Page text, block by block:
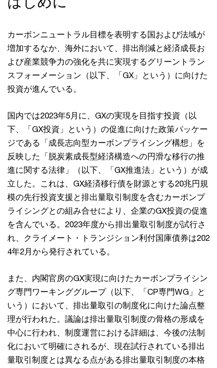
カーボンニュートラル目標を表明する国および法域が
増加するなか、海外において、排出削減と経済成長お
よび産業競争力の強化を共に実現するグリーントラン
スフォーメーション（以下、「GX」という）に向けた
投資が進んでいる。
国内では2023年5月に、GXの実現を目指す投資（以
下、「GX投資」という）の促進に向けた政策パッケー
ジである「成長志向型カーボンプライシング構想」を
反映した「脱炭素成長型経済構造への円滑な移行の推
進に関する法律」（以下、「GX推進法」という）が成
立した。これは、GX経済移行債を財源とする20兆円規
模の先行投資支援と排出量取引制度を含むカーボンプ
ライシングとの組み合せにより、企業のGX投資の促進
を含んでいる。2023年度から排出量取引制度が試行さ
れ、クライメート・トランジション利付国庫債券は202
4年2月から発行されている。
また、内閣官房のGX実現に向けたカーボンプライシン
グ専門ワーキンググループ（以下、「CP専門WG」と
いう）において、排出量取引の制度化に向けた論点整
理が行われた。議論は排出量取引制度の骨格の形成を
中心に行われ、制度運営における詳細は、今後の法制
化において明確にされるが、現在試行されている排出
量取引制度とは異なる点がある排出量取引制度の本格